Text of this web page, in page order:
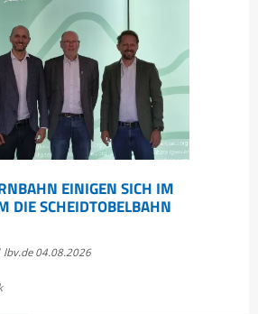
EINIGEN SICH IM
DIE SCHEIDTOBELBAHN
lbv.de 04.08.2026